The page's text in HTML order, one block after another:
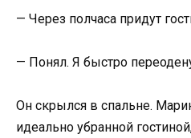
— Через полчаса придут
— Понял. Я быстро
Он скрылся в спальне.
идеально убранной